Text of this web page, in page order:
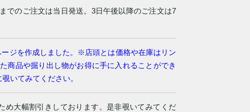
でのご注文は当日発送。3日午後以降のご注文は7
ジを作成しました。※店頭とは価格や在庫はリン
商品や掘り出し物がお得に手に入れることができ
いてみてください。
め大幅割引きしております。是非覗いてみてくだ